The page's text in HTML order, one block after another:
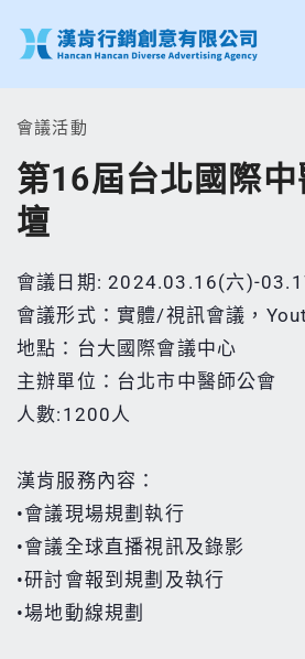
至
要
內
容
會議活動
第16屆台北國際
壇
會議日期: 2024.03.16(六)-
會議形式：實體/視訊會議，
地點：台大國際會議中心
主辦單位：台北市中醫師公會
人數:1200人
漢肯服務內容：
•會議現場規劃執行
•會議全球直播視訊及錄影
•研討會報到規劃及執行
•場地動線規劃